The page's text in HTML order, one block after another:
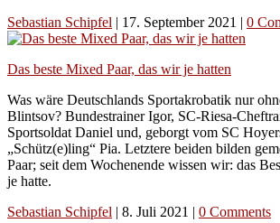
Sebastian Schipfel | 17. September 2021 | 0
Das beste Mixed Paar, das wir je hatten
Was wäre Deutschlands Sportakrobatik nur
Blintsov? Bundestrainer Igor, SC-Riesa-
Sportsoldat Daniel und, geborgt vom SC
„Schütz(e)ling“ Pia. Letztere beiden bilden
Paar; seit dem Wochenende wissen wir: das
je hatte.
Sebastian Schipfel | 8. Juli 2021 | 0 Comments